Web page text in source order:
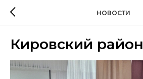
НОВОСТИ
Кировский район